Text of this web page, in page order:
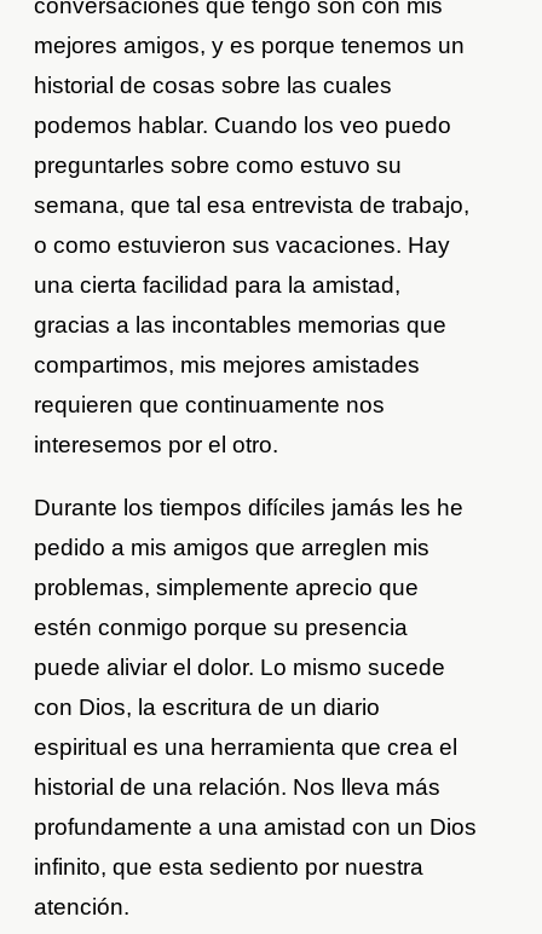
mejores amigos, y es porque tenemos un
historial de cosas sobre las cuales
podemos hablar. Cuando los veo puedo
preguntarles sobre como estuvo su
semana, que tal esa entrevista de trabajo,
o como estuvieron sus vacaciones. Hay
una cierta facilidad para la amistad,
gracias a las incontables memorias que
compartimos, mis mejores amistades
requieren que continuamente nos
interesemos por el otro.
Durante los tiempos difíciles jamás les he
pedido a mis amigos que arreglen mis
problemas, simplemente aprecio que
estén conmigo porque su presencia
puede aliviar el dolor. Lo mismo sucede
con Dios, la escritura de un diario
espiritual es una herramienta que crea el
historial de una relación. Nos lleva más
profundamente a una amistad con un Dios
infinito, que esta sediento por nuestra
atención.